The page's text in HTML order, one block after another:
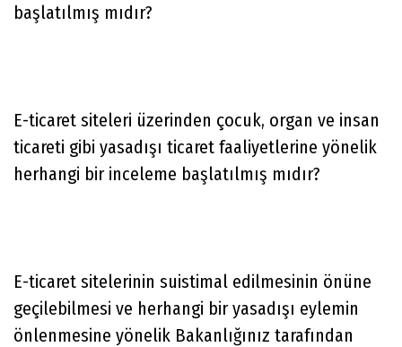
başlatılmış mıdır?
E-ticaret siteleri üzerinden çocuk, organ ve insan
ticareti gibi yasadışı ticaret faaliyetlerine yönelik
herhangi bir inceleme başlatılmış mıdır?
E-ticaret sitelerinin suistimal edilmesinin önüne
geçilebilmesi ve herhangi bir yasadışı eylemin
önlenmesine yönelik Bakanlığınız tarafından